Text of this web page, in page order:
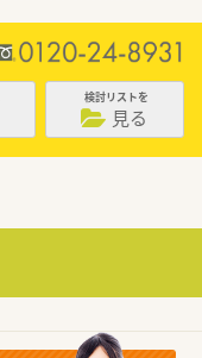
検討リストを
見る